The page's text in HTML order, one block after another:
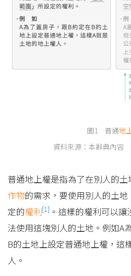
圖1 普通地
資料來源：本辭典內
普通地上權是指為了在別人的
作物的需求，要使用別人的土
定的權利[1] 。這樣的權利可以讓
法使用這塊別人的土地。例如A
B的土地上設定普通地上權，這
人。